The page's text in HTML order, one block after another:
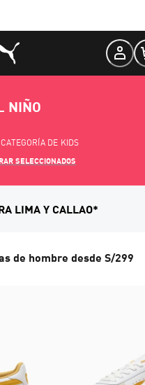
NIÑO
DE KIDS
SELECCIONADOS
LIMA Y CALLAO*
de hombre desde S/299